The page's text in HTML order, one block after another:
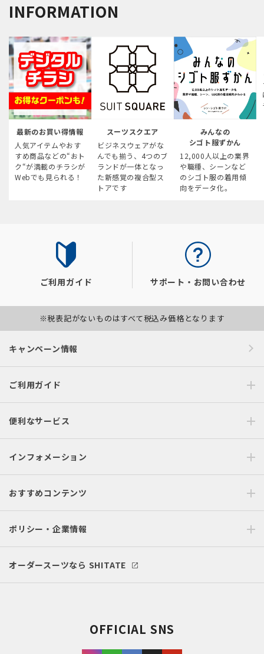
INFORMATION
最新のお買い得情報
人気アイテムやおす
すめ商品などの“おト
ク“が満載のチラシが
Webでも見られる！
スーツスクエア
ビジネスウェアがな
んでも揃う、4つのブ
ランドが一体となっ
た新感覚の複合型ス
トアです
みんなの
シゴト服ずかん
12,000人以上の業界
や職種、シーンなど
のシゴト服の着用傾
向をデータ化。
ご利用ガイド サポート・お問い合わせ
※税表記がないものはすべて税込み価格となります
キャンペーン情報
ご利用ガイド
便利なサービス
インフォメーション
おすすめコンテンツ
ポリシー・企業情報
オーダースーツなら SHITATE
OFFICIAL SNS